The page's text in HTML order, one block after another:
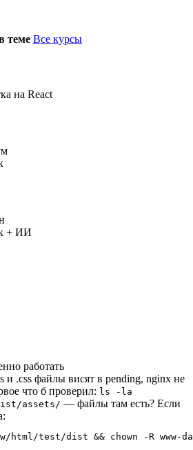
теме Все курсы
на React
+ ИИ
работать
.css файлы висят в pending, nginx не
что б проверил: ls -la
assets/ — файлы там есть? Если
html/test/dist && chown -R